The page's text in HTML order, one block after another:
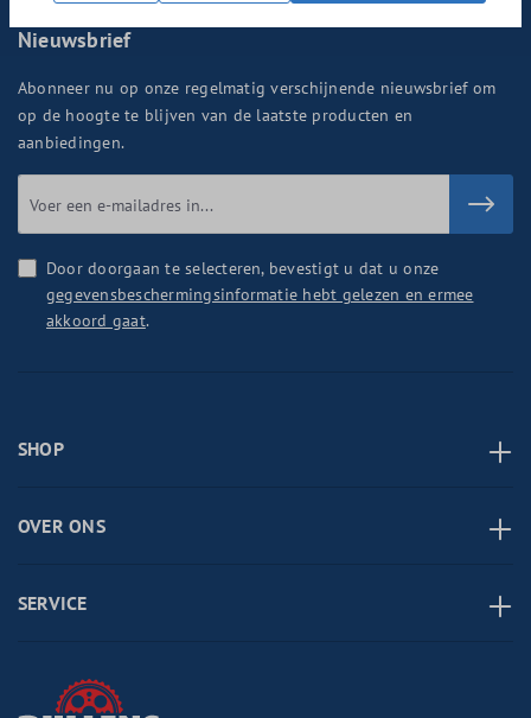
Nieuwsbrief
Abonneer nu op onze regelmatig verschijnende nieuwsbrief om
op de hoogte te blijven van de laatste producten en
aanbiedingen.
Door doorgaan te selecteren, bevestigt u dat u onze
gegevensbeschermingsinformatie hebt gelezen en ermee
akkoord gaat.
SHOP
OVER ONS
SERVICE